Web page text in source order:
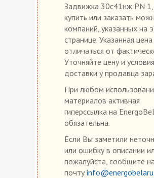
Задвижка 30с41нж PN
купить или заказать
компаний, указанных на
странице. Указанная
отличаться от
Уточняйте цену и условия
доставки у продавца
При любом
материалов активная
гиперссылка на
обязательна.
Если Вы заметили
или ошибку в описании
пожалуйста, сообщите
почту